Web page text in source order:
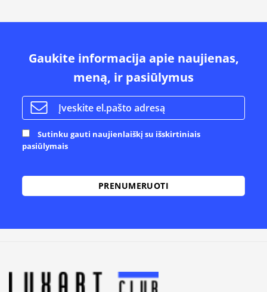
Gaukite informacija apie naujienas,
meną, ir pasiūlymus
Sutinku gauti naujienlaiškį su išskirtiniais
pasiūlymais